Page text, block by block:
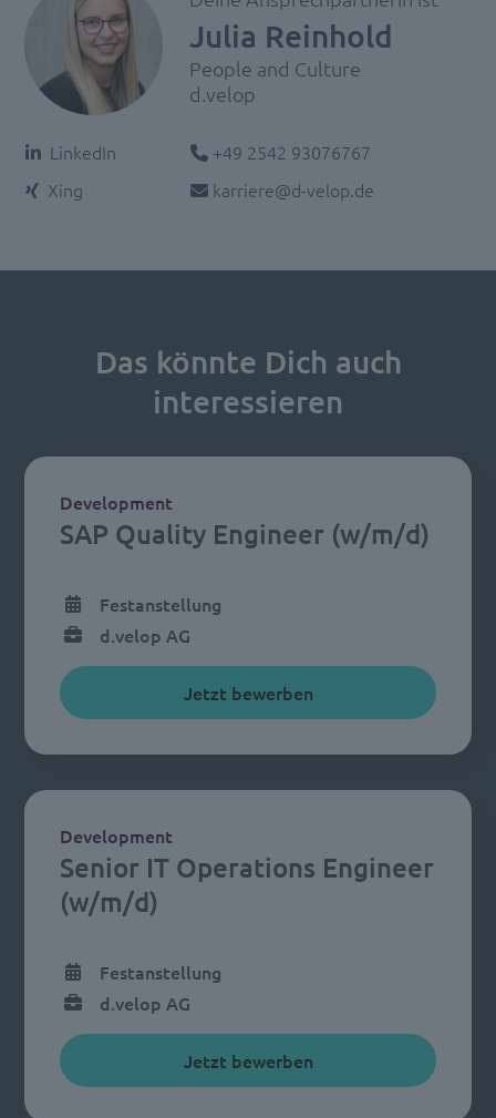
Julia Reinhold
People and Culture
d.velop
LinkedIn
Xing
Telefon:
+49 2542 93076767
E-Mail:
karriere@d-velop.de
Das könnte Dich auch
interessieren
SAP Quality Engineer (w/m/d)
Development
Festanstellung
d.velop AG
Jetzt bewerben
Senior IT Operations Engineer
(w/m/d)
Development
Festanstellung
d.velop AG
Jetzt bewerben